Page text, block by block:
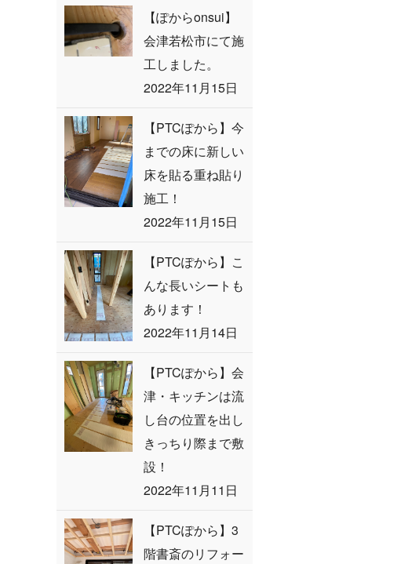
【ぽからonsui】
会津若松市にて施
工しました。
2022年11月15日
【PTCぽから】今
までの床に新しい
床を貼る重ね貼り
施工！
2022年11月15日
【PTCぽから】こ
んな長いシートも
あります！
2022年11月14日
【PTCぽから】会
津・キッチンは流
し台の位置を出し
きっちり際まで敷
設！
2022年11月11日
【PTCぽから】3
階書斎のリフォー